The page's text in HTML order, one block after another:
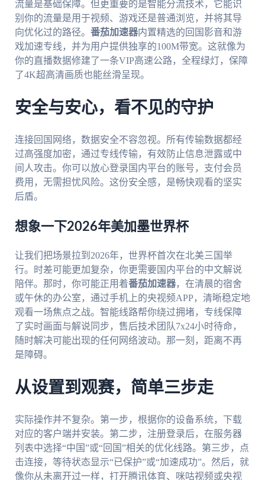
流量是基础保障。但更重要的是智能分流技术，它能识
别你的流量是用于视频、游戏还是普通浏览，并将其导
向优化过的路径。 番茄加速器内置精选的回国影音和游
戏加速专线，并为用户提供独享的100M带宽。这就像为
你的直播数据修建了一条VIP高速公路，全程绿灯，保障
了4K超高清画质也能丝滑呈现。
安全与安心，看不见的守护
连接回国网络，数据安全不容忽视。所有传输数据都经
过高强度加密，通过专线传输，有效防止信息泄露或中
间人攻击。你可以放心登录国内平台的账号，支付会员
费用，无需担忧风险。这份安全感，是畅快观看的坚实
后盾。
想象一下2026年美加墨世界杯
让我们把场景拉到2026年，世界杯首次在北美三国举
行。时差可能更加复杂，你更需要国内平台的中文解说
陪伴。那时，你可能正用着番茄加速器，在清晨的宿舍
或午休的办公室，通过手机上的央视频APP，清晰稳定地
观看一场焦点之战。智能线路帮你绕过拥堵，专线保障
了实时画面与解说同步，售后技术团队7x24小时待命，
随时解决可能出现的任何网络波动。那一刻，距离不再
是障碍。
从设置到观赛，简单三步走
实际操作并不复杂。第一步，根据你的设备系统，下载
对应的客户端并安装。第二步，注册登录后，在服务器
列表中选择“中国”或“回国”相关的优化线路。第三步，点
击连接，等待状态显示“已保护”或“加速成功”。然后，就
像你从未离开过一样，打开腾讯体育、咪咕视频或央视